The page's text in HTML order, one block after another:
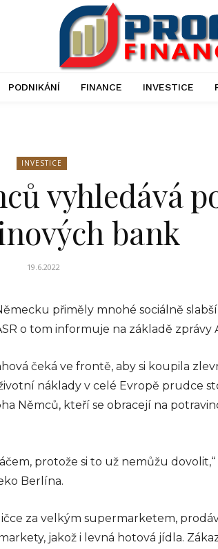
PODNIKÁNÍ FINANCE INVESTICE
INVESTICE
vyhledává
bank
19.6.2022
přiměly mnohé sociálně
o tom informuje na základě zprávy
čeká ve frontě, aby si koupila
náklady v celé Evropě prudce
Němců, kteří se obracejí na
protože si to už nemůžu
Berlína.
za velkým supermarketem,
jakož i levná hotová jídla.